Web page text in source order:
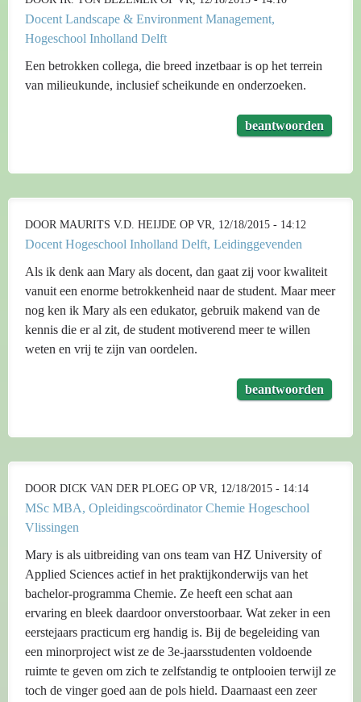
Docent Landscape & Environment Management,
Hogeschool Inholland Delft
Een betrokken collega, die breed inzetbaar is op het terrein
van milieukunde, inclusief scheikunde en onderzoeken.
beantwoorden
DOOR MAURITS V.D. HEIJDE OP VR, 12/18/2015 - 14:12
Docent Hogeschool Inholland Delft, Leidinggevenden
Als ik denk aan Mary als docent, dan gaat zij voor kwaliteit
vanuit een enorme betrokkenheid naar de student. Maar meer
nog ken ik Mary als een edukator, gebruik makend van de
kennis die er al zit, de student motiverend meer te willen
weten en vrij te zijn van oordelen.
beantwoorden
DOOR DICK VAN DER PLOEG OP VR, 12/18/2015 - 14:14
MSc MBA, Opleidingscoördinator Chemie Hogeschool
Vlissingen
Mary is als uitbreiding van ons team van HZ University of
Applied Sciences actief in het praktijkonderwijs van het
bachelor-programma Chemie. Ze heeft een schat aan
ervaring en bleek daardoor onverstoorbaar. Wat zeker in een
eerstejaars practicum erg handig is. Bij de begeleiding van
een minorproject wist ze de 3e-jaarsstudenten voldoende
ruimte te geven om zich te zelfstandig te ontplooien terwijl ze
toch de vinger goed aan de pols hield. Daarnaast een zeer